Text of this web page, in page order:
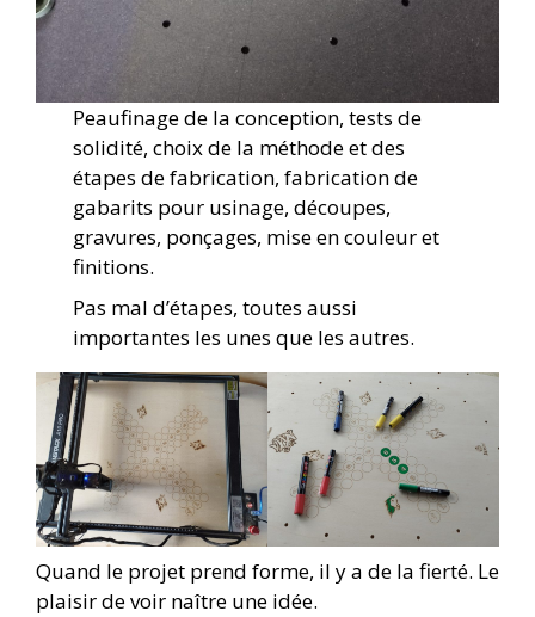
Peaufinage de la conception, tests de
solidité, choix de la méthode et des
étapes de fabrication, fabrication de
gabarits pour usinage, découpes,
gravures, ponçages, mise en couleur et
finitions.
Pas mal d’étapes, toutes aussi
importantes les unes que les autres.
Quand le projet prend forme, il y a de la fierté. Le
plaisir de voir naître une idée.